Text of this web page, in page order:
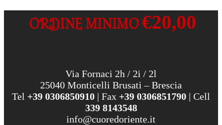
ORDINE MINIMO€20,00
Via Fornaci 2h / 2i / 2l
25040 Monticelli Brusati – Brescia
Tel +39 0306850910 | Fax +39 0306851790 | Cell
339 8143548
info@cuoredoriente.it